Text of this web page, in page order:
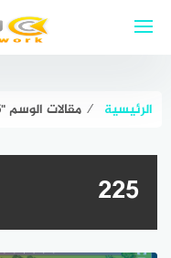
الرئيسية ⁄ مقالات الوسم "٢٢٥"
٢٢٥